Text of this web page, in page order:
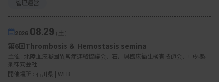
管理運営
2026. 08.29 （土）
第6回Thrombosis ＆ Hemostasis semina
主催 : 北陸血液凝固異常症連絡協議会、石川県臨床衛生検査技師会、中外製
薬株式会社
開催場所 : 石川県 | WEB